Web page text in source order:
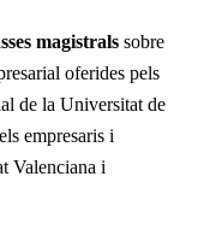
magistrals sobre
oferides pels
de la Universitat de
empresaris i
Valenciana i